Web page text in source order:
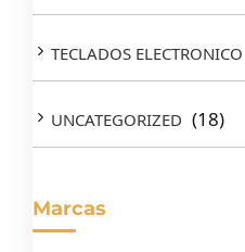
TECLADOS ELECTRONICO
UNCATEGORIZED (18)
Marcas